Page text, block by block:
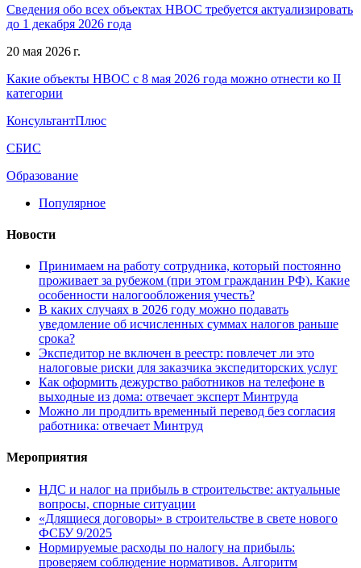
Сведения обо всех объектах НВОС требуется актуализировать
до 1 декабря 2026 года
20 мая 2026 г.
Какие объекты НВОС с 8 мая 2026 года можно отнести ко II
категории
КонсультантПлюс
СБИС
Образование
Популярное
Новости
Принимаем на работу сотрудника, который постоянно
проживает за рубежом (при этом гражданин РФ). Какие
особенности налогообложения учесть?
В каких случаях в 2026 году можно подавать
уведомление об исчисленных суммах налогов раньше
срока?
Экспедитор не включен в реестр: повлечет ли это
налоговые риски для заказчика экспедиторских услуг
Как оформить дежурство работников на телефоне в
выходные из дома: отвечает эксперт Минтруда
Можно ли продлить временный перевод без согласия
работника: отвечает Минтруд
Мероприятия
НДС и налог на прибыль в строительстве: актуальные
вопросы, спорные ситуации
«Длящиеся договоры» в строительстве в свете нового
ФСБУ 9/2025
Нормируемые расходы по налогу на прибыль:
проверяем соблюдение нормативов. Алгоритм